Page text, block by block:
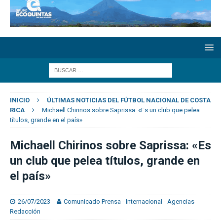
INICIO
ÚLTIMAS NOTICIAS DEL FÚTBOL NACIONAL DE COSTA
RICA
Michaell Chirinos sobre Saprissa: «Es un club que pelea
títulos, grande en el país»
Michaell Chirinos sobre Saprissa: «Es
un club que pelea títulos, grande en
el país»
26/07/2023
Comunicado Prensa - Internacional - Agencias
Redacción